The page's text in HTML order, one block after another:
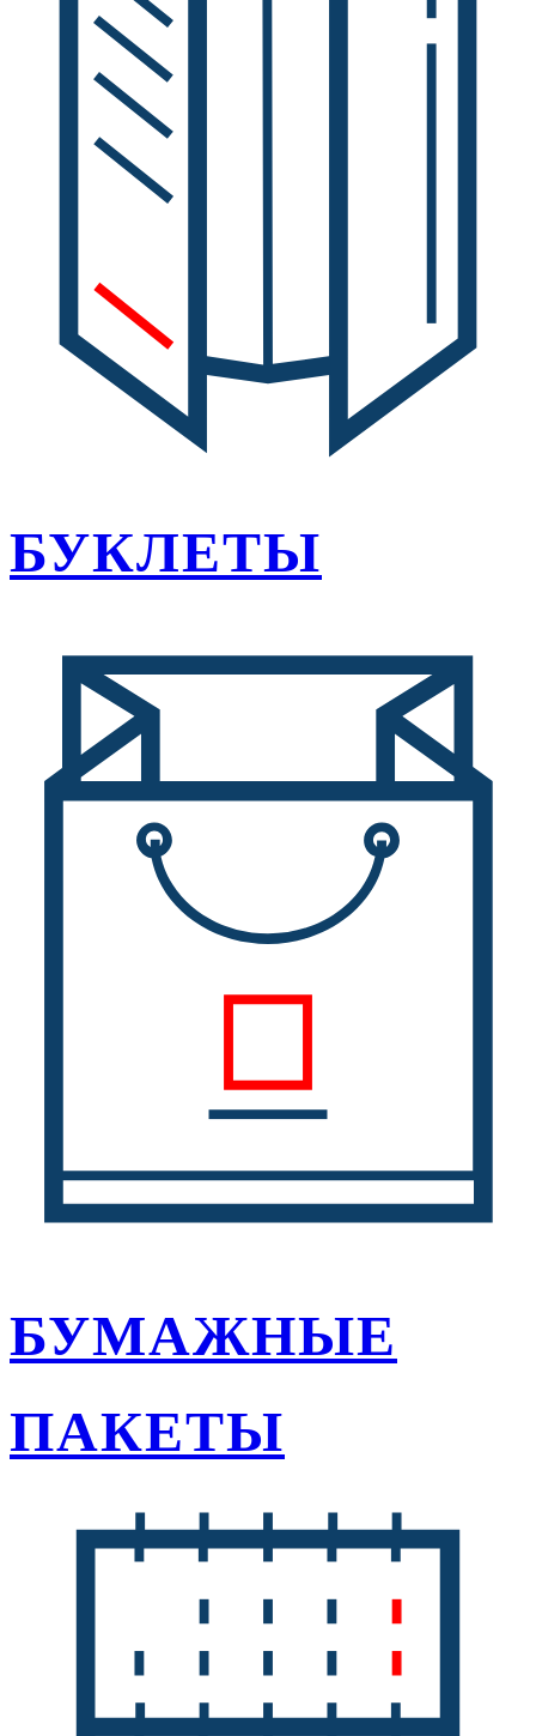
БУКЛЕТЫ
БУМАЖНЫЕ
ПАКЕТЫ